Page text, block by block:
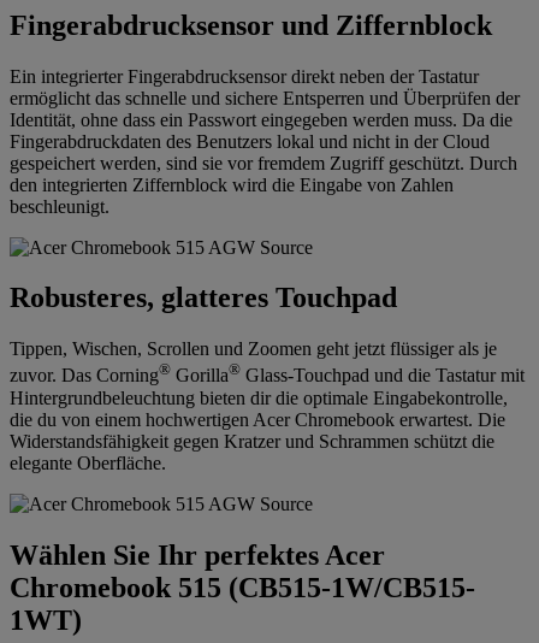
Fingerabdrucksensor und Ziffernblock
Ein integrierter Fingerabdrucksensor direkt neben der Tastatur
ermöglicht das schnelle und sichere Entsperren und Überprüfen der
Identität, ohne dass ein Passwort eingegeben werden muss. Da die
Fingerabdruckdaten des Benutzers lokal und nicht in der Cloud
gespeichert werden, sind sie vor fremdem Zugriff geschützt. Durch
den integrierten Ziffernblock wird die Eingabe von Zahlen
beschleunigt.
Robusteres, glatteres Touchpad
Tippen, Wischen, Scrollen und Zoomen geht jetzt flüssiger als je
zuvor. Das Corning® Gorilla® Glass-Touchpad und die Tastatur mit
Hintergrundbeleuchtung bieten dir die optimale Eingabekontrolle,
die du von einem hochwertigen Acer Chromebook erwartest. Die
Widerstandsfähigkeit gegen Kratzer und Schrammen schützt die
elegante Oberfläche.
Wählen Sie Ihr perfektes Acer
Chromebook 515 (CB515-1W/CB515-
1WT)